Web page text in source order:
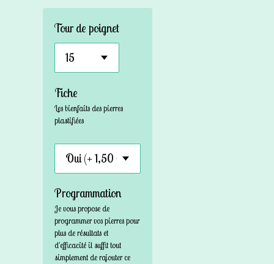
Tour de poignet
Fiche
Les bienfaits des pierres
plastifiées
Programmation
Je vous propose de
programmer vos pierres pour
plus de résultats et
d'efficacité il suffit tout
simplement de rajouter ce